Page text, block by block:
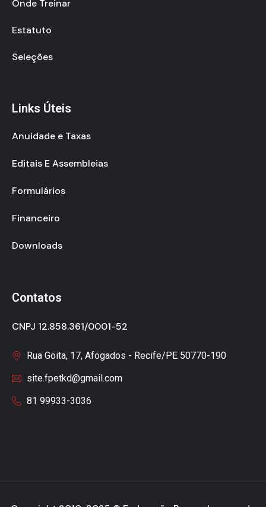
Onde Treinar
Estatuto
Seleções
Links Úteis
Anuidade e Taxas
Editais E Assembleias
Formulários
Financeiro
Downloads
Contatos
CNPJ 12.858.361/0001-52
Rua Goita, 17, Afogados - Recife/PE 50770-190
site.fpetkd@gmail.com
81 99933-3036